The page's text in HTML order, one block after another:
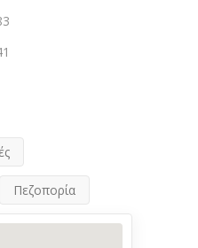
Πεζοπορία